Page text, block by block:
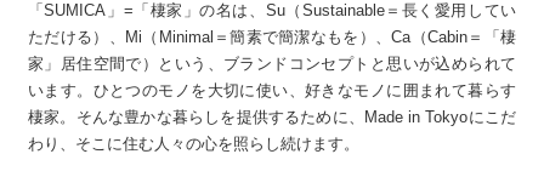
「SUMICA」=「棲家」の名は、Su（Sustainable＝長く愛用してい
ただける）、Mi（Minimal＝簡素で簡潔なもを）、Ca（Cabin＝「棲
家」居住空間で）という、ブランドコンセプトと思いが込められて
います。ひとつのモノを大切に使い、好きなモノに囲まれて暮らす
棲家。そんな豊かな暮らしを提供するために、Made in Tokyoにこだ
わり、そこに住む人々の心を照らし続けます。